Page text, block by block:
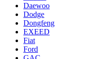
Daewoo
Dodge
Dongfeng
EXEED
Fiat
Ford